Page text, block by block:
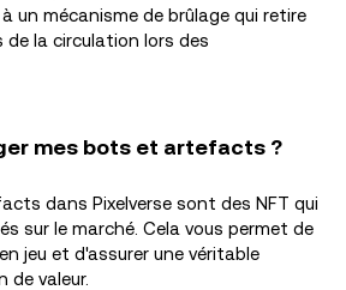
un mécanisme de brûlage qui retire
la circulation lors des
mes bots et artefacts ?
dans Pixelverse sont des NFT qui
sur le marché. Cela vous permet de
jeu et d'assurer une véritable
valeur.